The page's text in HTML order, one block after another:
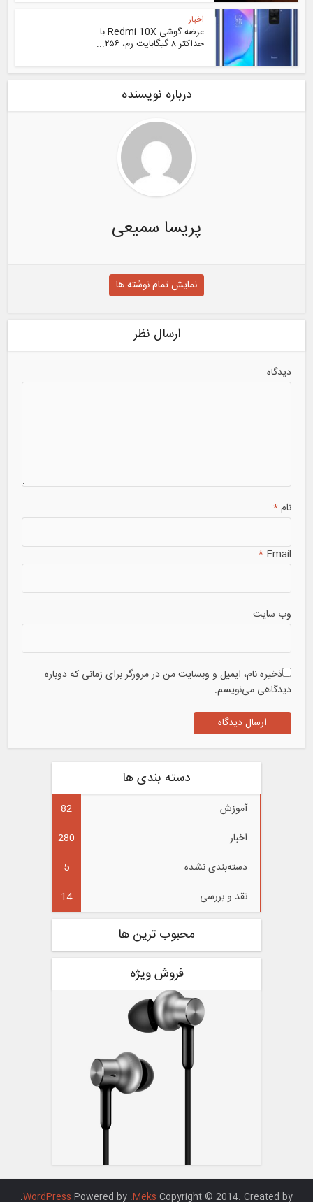
اخبار
عرضه گوشی Redmi 10X با
حداکثر ۸ گیگابایت رم، ۲۵۶...
درباره نویسنده
پریسا سمیعی
نمایش تمام نوشته ها
ارسال نظر
دیدگاه
نام*
Email
*
وب سایت
ذخیره نام، ایمیل و وبسایت من در مرورگر برای زمانی که دوباره
دیدگاهی می‌نویسم.
دسته بندی ها
آموزش
82
اخبار
280
دسته‌بندی نشده
5
نقد و بررسی
14
محبوب ترین ها
فروش ویژه
Copyright © 2014. Created by
Meks
. Powered by
WordPress
.